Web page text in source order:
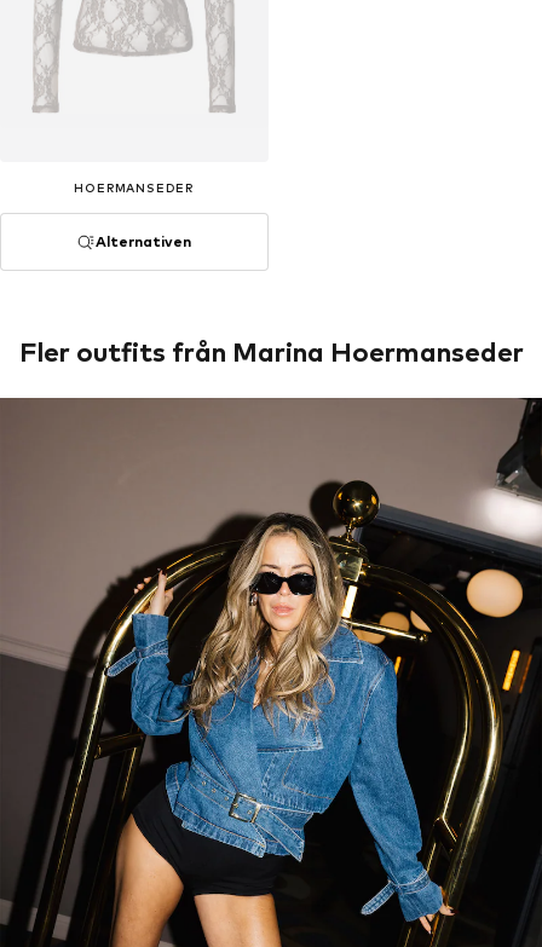
HOERMANSEDER
Alternativen
Fler outfits från Marina Hoermanseder